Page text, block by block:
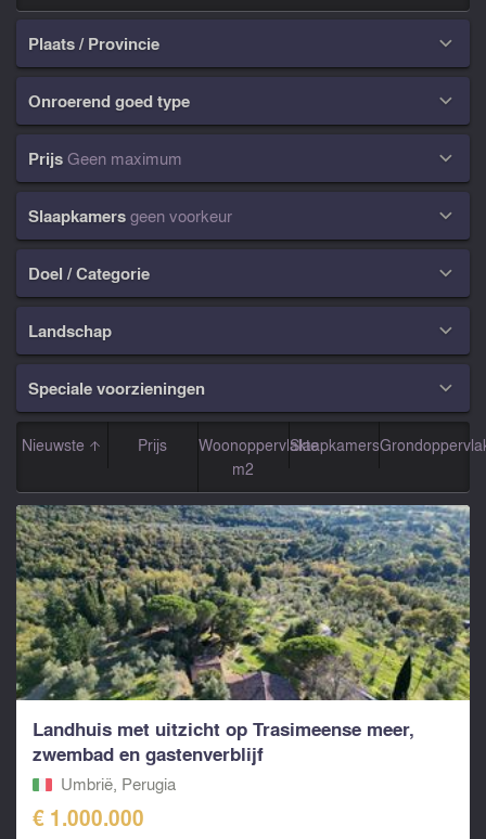
Plaats / Provincie 
Onroerend goed type 
PrijsGeen maximum 
Slaapkamersgeen voorkeur 
Doel / Categorie 
Landschap 
Speciale voorzieningen 
Nieuwste Prijs
Woonoppervlakte
m2
Slaapkamers
Landhuis met uitzicht op Trasimeense meer,
zwembad en gastenverblijf
Umbrië, Perugia
€ 1.000.000